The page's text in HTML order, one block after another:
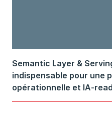
Semantic Layer &
indispensable pour une
opérationnelle et IA-